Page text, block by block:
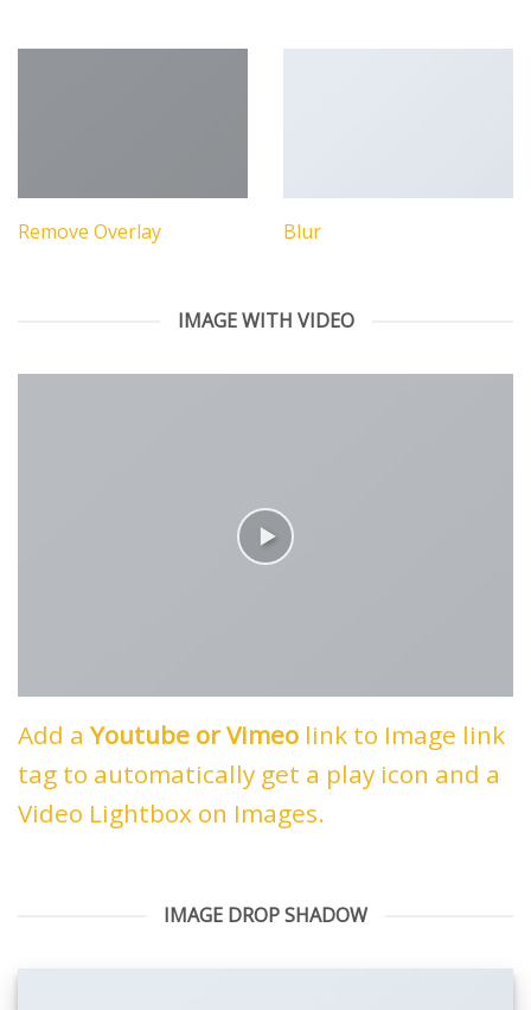
Remove Overlay Blur
IMAGE WITH VIDEO
Add a Youtube or Vimeo link to Image link
tag to automatically get a play icon and a
Video Lightbox on Images.
IMAGE DROP SHADOW